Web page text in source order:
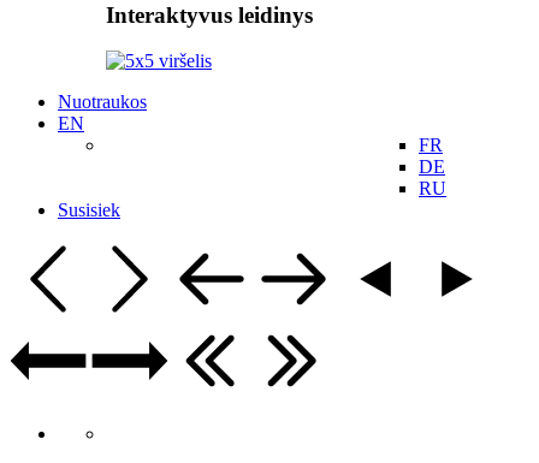
Interaktyvus leidinys
Nuotraukos
EN
FR
DE
RU
Susisiek